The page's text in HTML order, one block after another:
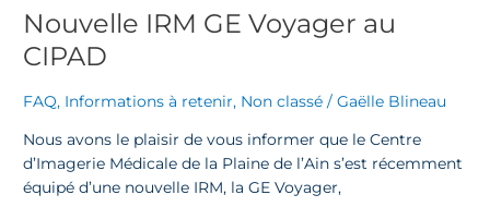
Nouvelle IRM GE Voyager au
CIPAD
FAQ, Informations à retenir, Non classé /Gaëlle Blineau
Nous avons le plaisir de vous informer que le Centre
d’Imagerie Médicale de la Plaine de l’Ain s’est récemment
équipé d’une nouvelle IRM, la GE Voyager,